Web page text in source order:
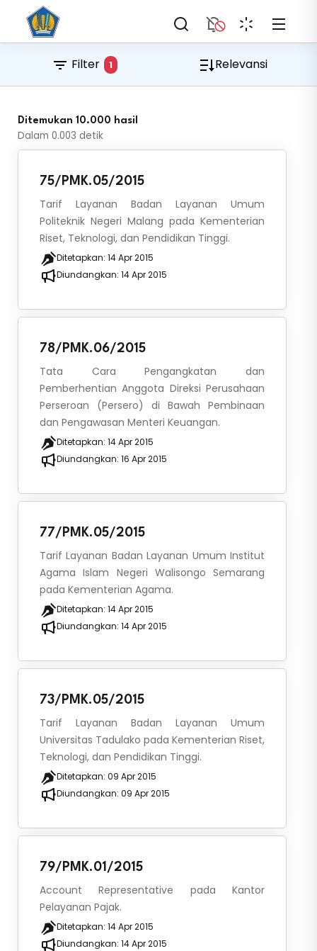
Filter 1 Relevansi
Ditemukan 10.000 hasil
Dalam 0.003 detik
75/PMK.05/2015
Tarif Layanan Badan Layanan Umum
Politeknik Negeri Malang pada Kementerian
Riset, Teknologi, dan Pendidikan Tinggi.
Ditetapkan: 14 Apr 2015
Diundangkan: 14 Apr 2015
78/PMK.06/2015
Tata Cara Pengangkatan dan
Pemberhentian Anggota Direksi Perusahaan
Perseroan (Persero) di Bawah Pembinaan
dan Pengawasan Menteri Keuangan.
Ditetapkan: 14 Apr 2015
Diundangkan: 16 Apr 2015
77/PMK.05/2015
Tarif Layanan Badan Layanan Umum Institut
Agama Islam Negeri Walisongo Semarang
pada Kementerian Agama.
Ditetapkan: 14 Apr 2015
Diundangkan: 14 Apr 2015
73/PMK.05/2015
Tarif Layanan Badan Layanan Umum
Universitas Tadulako pada Kementerian Riset,
Teknologi, dan Pendidikan Tinggi.
Ditetapkan: 09 Apr 2015
Diundangkan: 09 Apr 2015
79/PMK.01/2015
Account Representative pada Kantor
Pelayanan Pajak.
Ditetapkan: 14 Apr 2015
Diundangkan: 14 Apr 2015